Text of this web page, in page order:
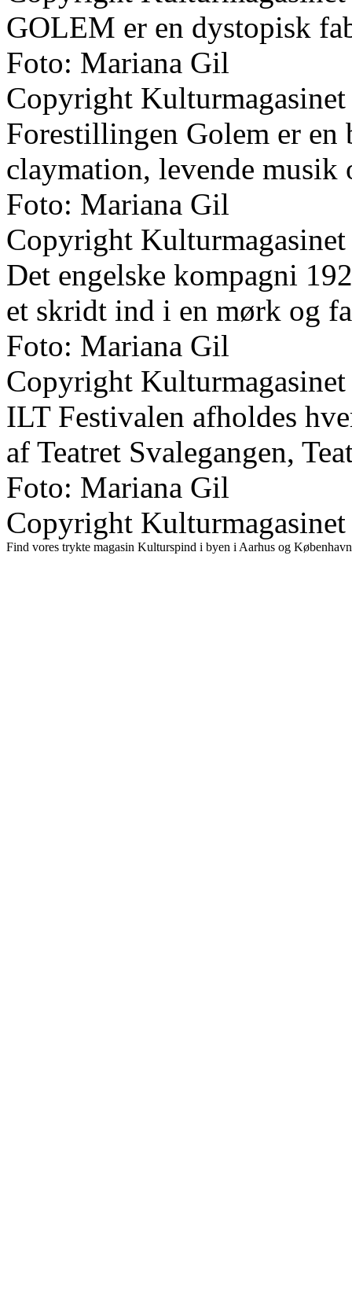
GOLEM er en dystopisk
Foto: Mariana Gil
Copyright
Forestillingen Golem er
claymation, levende musik
Foto: Mariana Gil
Copyright
Det engelske kompagni
et skridt ind i en mørk og
Foto: Mariana Gil
Copyright
ILT Festivalen afholdes
af Teatret Svalegangen,
Foto: Mariana Gil
Copyright
Find vores trykte magasin Kulturspind i byen i Aarhus og København